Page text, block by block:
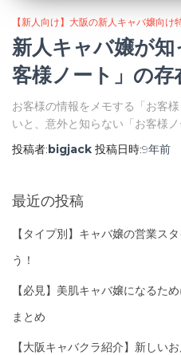
【新人向け】大阪の新人キャバ嬢向け
新人キャバ嬢が
客様ノート」の存
お客様の情報をメモする「お客
いと、意外と知らない「お客様
投稿者:bigjack 投稿日時:9年前
最近の投稿
【タイプ別】キャバ嬢の営業ス
う！
【必見】美肌キャバ嬢になるた
まとめ
【大阪キャバクラ紹介】新しい